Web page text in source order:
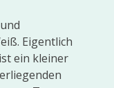
Eigentlich
ein kleiner